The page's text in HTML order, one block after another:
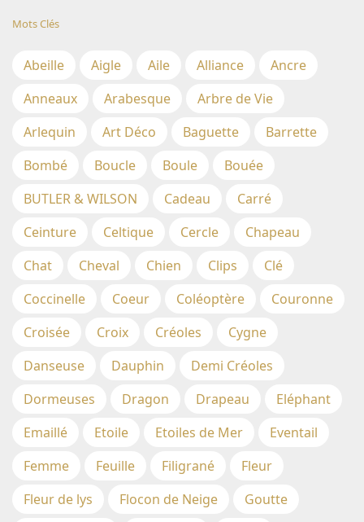
Mots Clés
Abeille Aigle Aile Alliance
Ancre
Anneaux
Arabesque
Arbre de Vie
Arlequin
Art Déco Baguette
Barrette
Bombé
Boucle Boule
Bouée
BUTLER & WILSON
Cadeau
Carré
Ceinture
Celtique Cercle
Chapeau
Chat
Cheval Chien Clips
Clé
Coccinelle
Coeur Coléoptère
Couronne
Croisée
Croix Créoles
Cygne
Danseuse
Dauphin
Demi Créoles
Dormeuses
Dragon Drapeau
Eléphant
Emaillé
Etoile Etoiles de Mer
Eventail
Femme
Feuille Filigrané
Fleur
Fleur de lys
Flocon de Neige
Goutte